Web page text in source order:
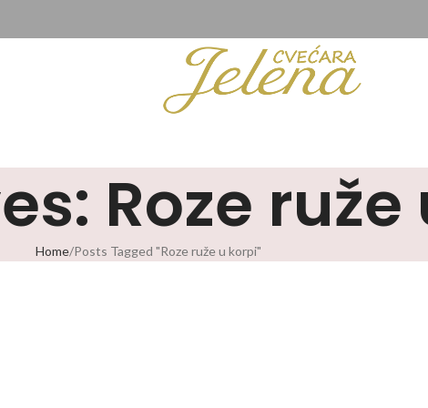
Roze
Home Posts Tagged "Roze ruže u korpi"